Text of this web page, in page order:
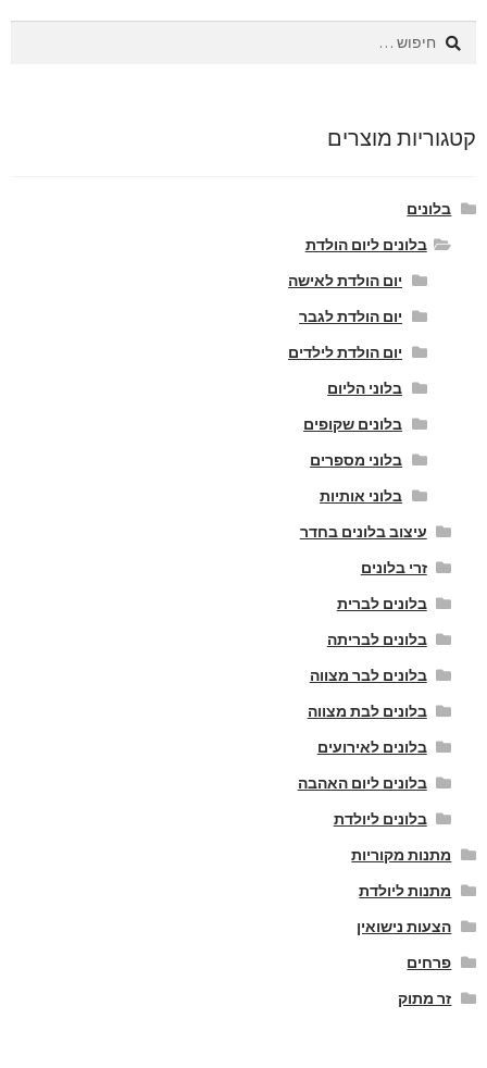
חיפוש:
קטגוריות מוצרים
בלונים
בלונים ליום הולדת
יום הולדת לאישה
יום הולדת לגבר
יום הולדת לילדים
בלוני הליום
בלונים שקופים
בלוני מספרים
בלוני אותיות
עיצוב בלונים בחדר
זרי בלונים
בלונים לברית
בלונים לבריתה
בלונים לבר מצווה
בלונים לבת מצווה
בלונים לאירועים
בלונים ליום האהבה
בלונים ליולדת
מתנות מקוריות
מתנות ליולדת
הצעות נישואין
פרחים
זר מתוק